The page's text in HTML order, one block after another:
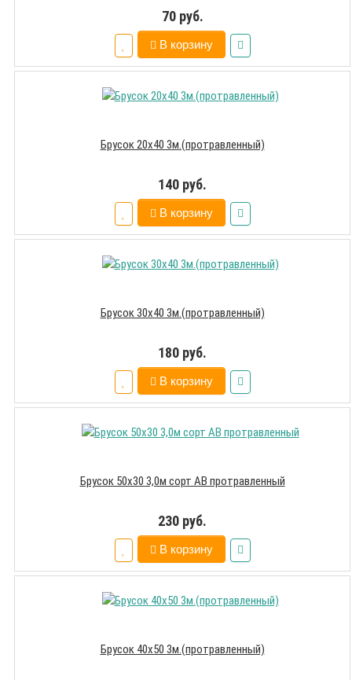
70 руб.
В корзину
Брусок 20х40 3м.(протравленный)
140 руб.
В корзину
Брусок 30х40 3м.(протравленный)
180 руб.
В корзину
Брусок 50х30 3,0м сорт АВ протравленный
230 руб.
В корзину
Брусок 40х50 3м.(протравленный)